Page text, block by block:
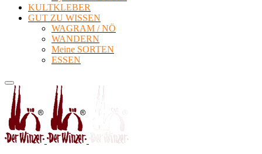
KULTKLEBER
GUT ZU WISSEN
WAGRAM / NÖ
WANDERN
Meine SORTEN
ESSEN